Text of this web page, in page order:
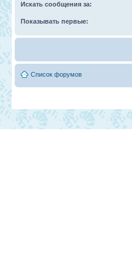
Искать сообщения за:
Показывать первые:
Список форумов